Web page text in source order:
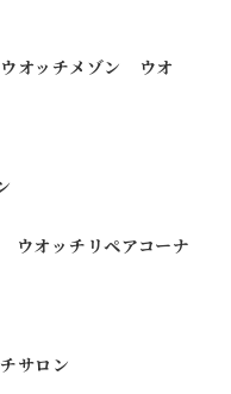
ウオッチメゾン ウオ
ウオッチリペアコーナ
サロン